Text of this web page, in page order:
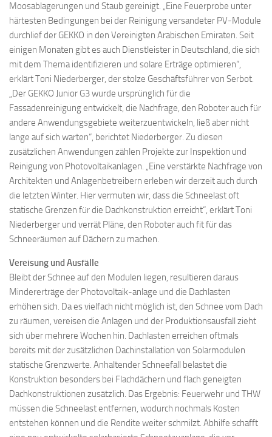
Moosablagerungen und Staub gereinigt. „Eine Feuerprobe unter
härtesten Bedingungen bei der Reinigung versandeter PV-Module
durchlief der GEKKO in den Vereinigten Arabischen Emiraten. Seit
einigen Monaten gibt es auch Dienstleister in Deutschland, die sich
mit dem Thema identifizieren und solare Erträge optimieren“,
erklärt Toni Niederberger, der stolze Geschäftsführer von Serbot.
„Der GEKKO Junior G3 wurde ursprünglich für die
Fassadenreinigung entwickelt, die Nachfrage, den Roboter auch für
andere Anwendungsgebiete weiterzuentwickeln, ließ aber nicht
lange auf sich warten“, berichtet Niederberger. Zu diesen
zusätzlichen Anwendungen zählen Projekte zur Inspektion und
Reinigung von Photovoltaikanlagen. „Eine verstärkte Nachfrage von
Architekten und Anlagenbetreibern erleben wir derzeit auch durch
die letzten Winter. Hier vermuten wir, dass die Schneelast oft
statische Grenzen für die Dachkonstruktion erreicht“, erklärt Toni
Niederberger und verrät Pläne, den Roboter auch fit für das
Schneeräumen auf Dächern zu machen.
Vereisung und Ausfälle
Bleibt der Schnee auf den Modulen liegen, resultieren daraus
Mindererträge der Photovoltaik-anlage und die Dachlasten
erhöhen sich. Da es vielfach nicht möglich ist, den Schnee vom Dach
zu räumen, vereisen die Anlagen und der Produktionsausfall zieht
sich über mehrere Wochen hin. Dachlasten erreichen oftmals
bereits mit der zusätzlichen Dachinstallation von Solarmodulen
statische Grenzwerte. Anhaltender Schneefall belastet die
Konstruktion besonders bei Flachdächern und flach geneigten
Dachkonstruktionen zusätzlich. Das Ergebnis: Feuerwehr und THW
müssen die Schneelast entfernen, wodurch nochmals Kosten
entstehen können und die Rendite weiter schmilzt. Abhilfe schafft